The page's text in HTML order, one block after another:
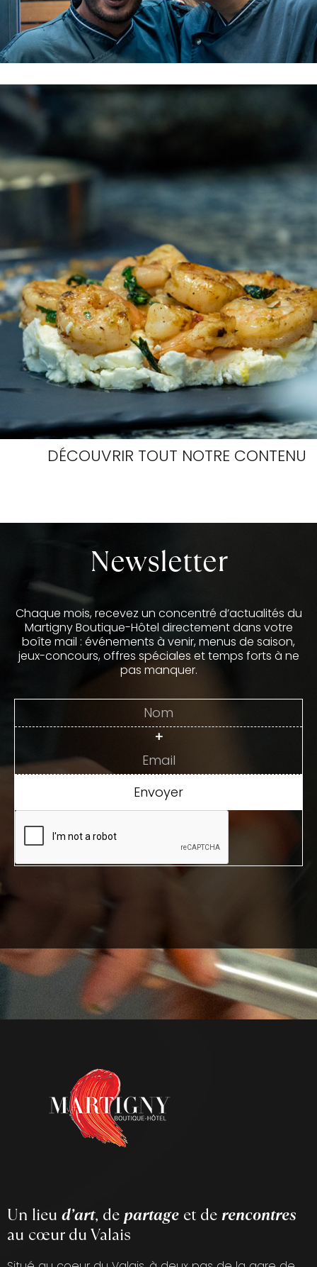
DÉCOUVRIR TOUT NOTRE CONTENU
Newsletter
Chaque mois, recevez un concentré d’actualités du
Martigny Boutique-Hôtel directement dans votre
boîte mail : événements à venir, menus de saison,
jeux-concours, offres spéciales et temps forts à ne
pas manquer.
+
Envoyer
Un lieu d’art, departage et derencontres
au cœur du Valais